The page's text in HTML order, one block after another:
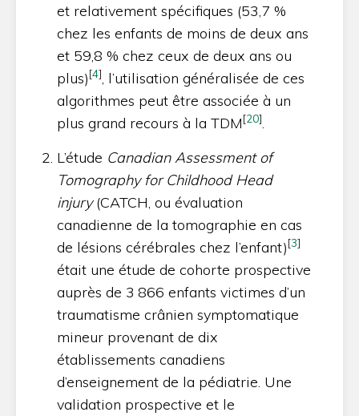
et relativement spécifiques (53,7 %
chez les enfants de moins de deux ans
et 59,8 % chez ceux de deux ans ou
plus)[4], l’utilisation généralisée de ces
algorithmes peut être associée à un
plus grand recours à la TDM[20].
L’étude Canadian Assessment of
Tomography for Childhood Head
injury(CATCH, ou évaluation
canadienne de la tomographie en cas
de lésions cérébrales chez l’enfant)[3]
était une étude de cohorte prospective
auprès de 3 866 enfants victimes d’un
traumatisme crânien symptomatique
mineur provenant de dix
établissements canadiens
d’enseignement de la pédiatrie. Une
validation prospective et le